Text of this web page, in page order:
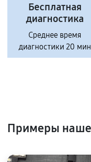
Бесплатная
диагностика
Среднее время
диагностики 20 мин
Примеры